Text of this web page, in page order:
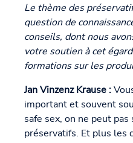
Le thème des
question de
conseils, dont nous
votre soutien à cet
formations sur les
Jan Vinzenz Krause :
important et souvent
safe sex, on ne peut pas
préservatifs. Et plus les